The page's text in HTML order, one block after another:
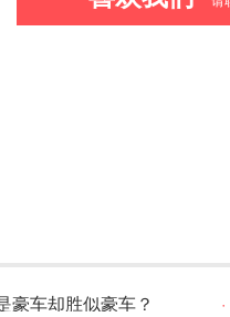
豪车却胜似豪车？
·